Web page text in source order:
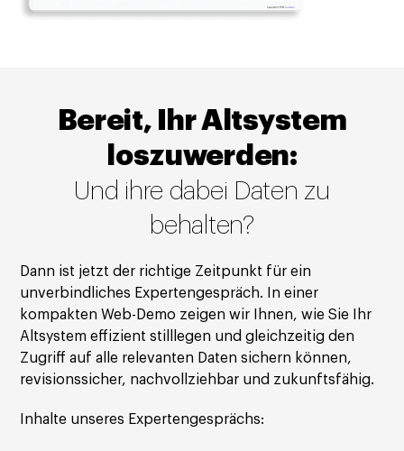
Bereit, Ihr Altsystem
loszuwerden:
Und ihre dabei Daten zu
behalten?
Dann ist jetzt der richtige Zeitpunkt für ein
unverbindliches Expertengespräch. In einer
kompakten Web-Demo zeigen wir Ihnen, wie Sie Ihr
Altsystem effizient stilllegen und gleichzeitig den
Zugriff auf alle relevanten Daten sichern können,
revisionssicher, nachvollziehbar und zukunftsfähig.
Inhalte unseres Expertengesprächs: